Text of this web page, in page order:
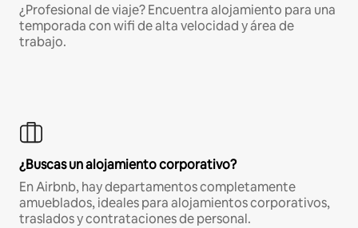
¿Profesional de viaje? Encuentra alojamiento para una
temporada con wifi de alta velocidad y área de
trabajo.
¿Buscas un alojamiento corporativo?
En Airbnb, hay departamentos completamente
amueblados, ideales para alojamientos corporativos,
traslados y contrataciones de personal.